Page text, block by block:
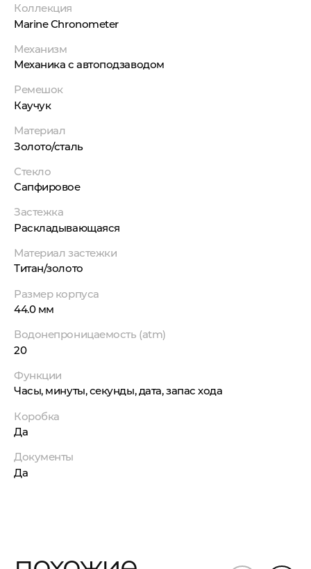
Коллекция
Marine Chronometer
Механизм
Механика с автоподзаводом
Ремешок
Каучук
Материал
Золото/сталь
Стекло
Сапфировое
Застежка
Раскладывающаяся
Материал застежки
Титан/золото
Размер корпуса
44.0 мм
Водонепроницаемость (atm)
20
Функции
Часы, минуты, секунды, дата, запас хода
Коробка
Да
Документы
Да